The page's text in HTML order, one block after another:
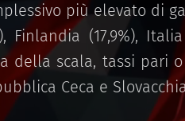
più elevato di
Finlandia (17,9%),
della scala, tassi pari
Ceca e